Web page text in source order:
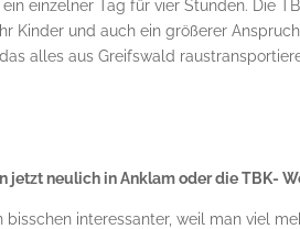
einzelner Tag für vier Stunden. Die
Kinder und auch ein größerer
alles aus Greifswald
jetzt neulich in Anklam oder die TBK-
bisschen interessanter, weil man viel